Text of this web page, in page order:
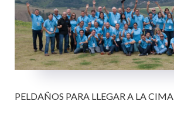
PELDAÑOS PARA LLEGAR A LA CIMA